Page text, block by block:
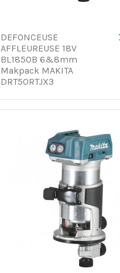
DEFONCEUSE
AFFLEUREUSE 18V
BL1850B 6&8mm
Makpack MAKITA
DRT50RTJX3